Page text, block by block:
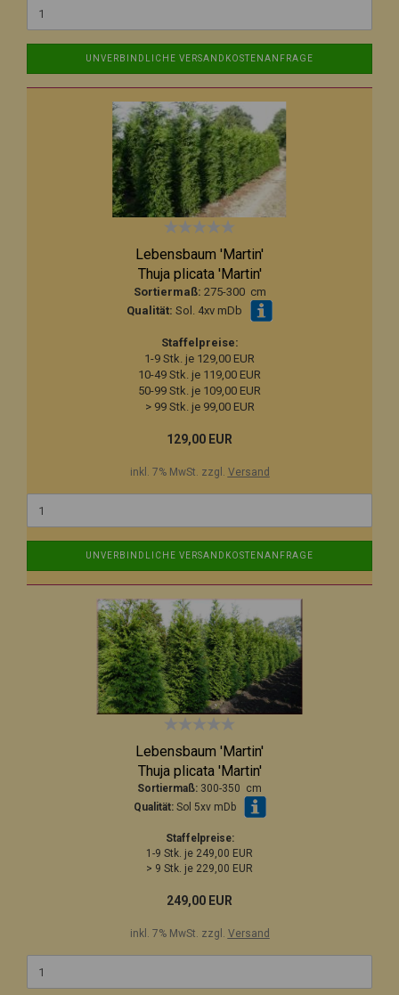
UNVERBINDLICHE VERSANDKOSTENANFRAGE
Lebensbaum 'Martin'
Thuja plicata 'Martin'
Sortiermaß: 275-300 cm
Qualität: Sol. 4xv mDb
Staffelpreise:
1-9 Stk. je 129,00 EUR
10-49 Stk. je 119,00 EUR
50-99 Stk. je 109,00 EUR
> 99 Stk. je 99,00 EUR
129,00 EUR
inkl. 7% MwSt. zzgl. Versand
UNVERBINDLICHE VERSANDKOSTENANFRAGE
Lebensbaum 'Martin'
Thuja plicata 'Martin'
Sortiermaß: 300-350 cm
Qualität:Sol 5xv mDb
Staffelpreise:
1-9 Stk. je 249,00 EUR
> 9 Stk. je 229,00 EUR
249,00 EUR
inkl. 7% MwSt. zzgl. Versand